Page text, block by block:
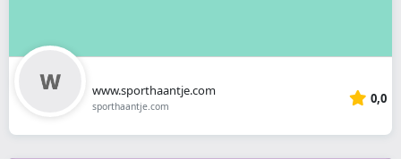
www.sporthaantje.com
sporthaantje.com 0,0